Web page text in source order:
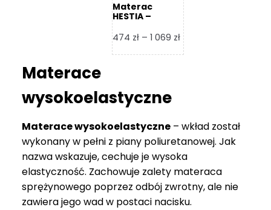
Materac
HESTIA –
474 zł – 1 069 złZakres
cen:
069 zł
Materace
wysokoelastyczne
Materace wysokoelastyczne – wkład został
wykonany w pełni z piany poliuretanowej. Jak
nazwa wskazuje, cechuje je wysoka
elastyczność. Zachowuje zalety materaca
sprężynowego poprzez odbój zwrotny, ale nie
zawiera jego wad w postaci nacisku.